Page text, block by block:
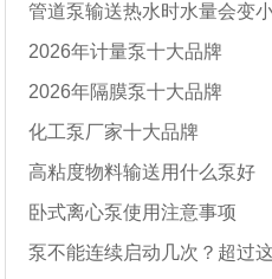
管道泵输送热水时水量会变
2026年计量泵十大品牌
2026年隔膜泵十大品牌
化工泵厂家十大品牌
高粘度物料输送用什么泵好
卧式离心泵使用注意事项
泵不能连续启动几次？超过